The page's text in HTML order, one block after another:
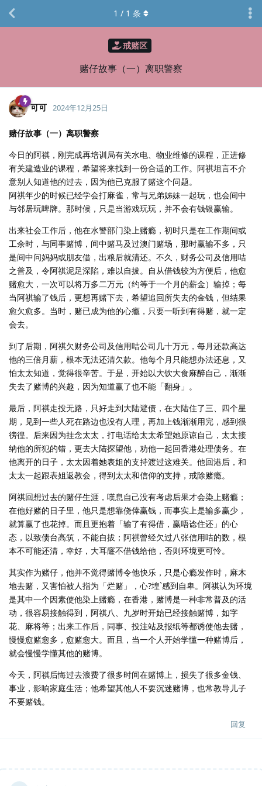
戒赌区
赌仔故事（一）离职警察
1 / 1 条
可可 2024年12月25日
赌仔故事（一）离职警察
今日的阿祺，刚完成再培训局有关水电、物业维修的课程，正进修
有关建造业的课程，希望将来找到一份合适的工作。阿祺坦言不介
意别人知道他的过去，因为他已克服了赌这个问题。
阿祺年少的时候已经学会打麻雀，常与兄弟姊妹一起玩，也会间中
与邻居玩啤牌。那时候，只是当游戏玩玩，并不会有钱银赢输。
出来社会工作后，他在水警部门染上赌瘾，初时只是在工作期间或
工余时，与同事赌博，间中赌马及过澳门赌场，那时赢输不多，只
是间中问妈妈或朋友借，出粮后就清还。不久，财务公司及信用咭
之普及，令阿祺泥足深陷，难以自拔。自从借钱较为方便后，他愈
赌愈大，一次可以将万多二万元（约等于一个月的薪金）输掉；每
当阿祺输了钱后，更想再赌下去，希望追回所失去的金钱，但结果
愈欠愈多。当时，赌已成为他的心瘾，只要一听到有得赌，就一定
会去。
到了后期，阿祺欠财务公司及信用咭公司几十万元，每月还款高达
他的三倍月薪，根本无法还清欠款。他每个月只能想办法还息，又
怕太太知道，觉得很辛苦。于是，开始以大饮大食麻醉自己，渐渐
失去了赌博的兴趣，因为知道赢了也不能「翻身」。
最后，阿祺走投无路，只好走到大陆避债，在大陆住了三、四个星
期，见到一些人死在路边也没有人理，再加上钱渐渐用完，感到很
徬徨。后来因为挂念太太，打电话给太太希望她原谅自己，太太接
纳他的所犯的错，更去大陆探望他，劝他一起回香港处理债务。在
他离开的日子，太太因着她表姐的支持渡过这难关。他回港后，和
太太一起跟表姐返教会，得到太太和信仰的支持，戒除赌瘾。
阿祺回想过去的赌仔生涯，嘆息自己没有考虑后果才会染上赌瘾；
在他好赌的日子里，他只是想靠侥倖赢钱，而事实上是输多赢少，
就算赢了也花掉。而且更抱着「输了有得借，赢唔谂住还」的心
态，以致债台高筑，不能自拔；阿祺曾经欠过八张信用咭的数，根
本不可能还清，幸好，大耳窿不借钱给他，否则环境更可怜。
其实作为赌仔，他并不觉得赌博令他快乐，只是心瘾发作时，麻木
地去赌，又害怕被人指为「烂赌」，心?堭`感到自卑。阿祺认为环境
是其中一个因素使他染上赌瘾，在香港，赌博是一种非常普及的活
动，很容易接触得到，阿祺八、九岁时开始已经接触赌博，如字
花、麻将等；出来工作后，同事、投注站及报纸等都诱使他去赌，
慢慢愈赌愈多，愈赌愈大。而且，当一个人开始学懂一种赌博后，
就会慢慢学懂其他的赌博。
今天，阿祺后悔过去浪费了很多时间在赌博上，损失了很多金钱、
事业，影响家庭生活；他希望其他人不要沉迷赌博，也常教导儿子
不要赌钱。
回复